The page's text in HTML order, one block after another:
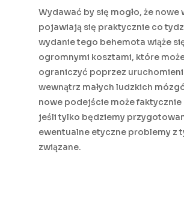
Wydawać by się mogło, że nowe
pojawiają się praktycznie co
wydanie tego behemota wiąże
ogromnymi kosztami, które
ograniczyć poprzez
wewnątrz małych ludzkich
nowe podejście może faktycznie
jeśli tylko będziemy
ewentualne etyczne problemy z
związane.